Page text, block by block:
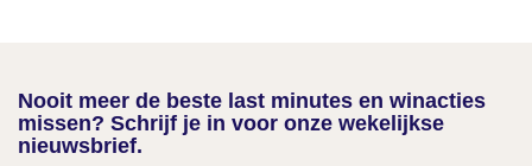
Nooit meer de beste last minutes en winacties
missen? Schrijf je in voor onze wekelijkse
nieuwsbrief.